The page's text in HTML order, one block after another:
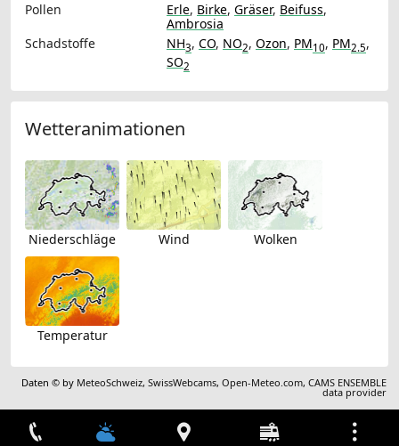
Pollen
Erle, Birke, Gräser, Beifuss,
Ambrosia
Schadstoffe
NH3, CO, NO2, Ozon, PM10, PM2.5,
SO2
Wetteranimationen
Niederschläge Wind Wolken
Temperatur
Daten © by MeteoSchweiz,SwissWebcams,Open-Meteo.com,CAMS ENSEMBLE
data provider